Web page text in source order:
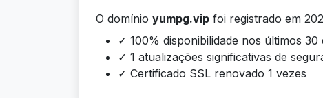
O domínio yumpg.vip foi registrado em
✓ 100% disponibilidade nos últimos 30
✓ 1 atualizações significativas de
✓ Certificado SSL renovado 1 vezes